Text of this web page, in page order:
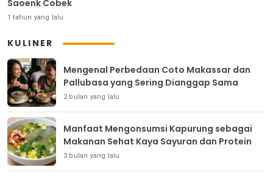
Saoenk Cobek
1 tahun yang lalu
KULINER
Mengenal Perbedaan Coto Makassar dan
Pallubasa yang Sering Dianggap Sama
2 bulan yang lalu
Manfaat Mengonsumsi Kapurung sebagai
Makanan Sehat Kaya Sayuran dan Protein
3 bulan yang lalu